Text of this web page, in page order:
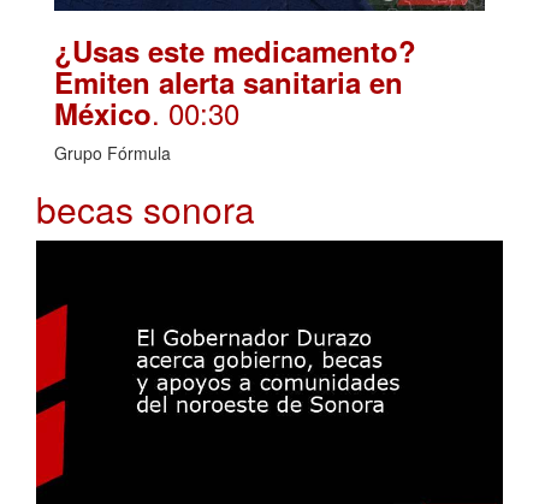
¿Usas este medicamento?
Emiten alerta sanitaria en
México. 00:30
Grupo Fórmula
becas sonora